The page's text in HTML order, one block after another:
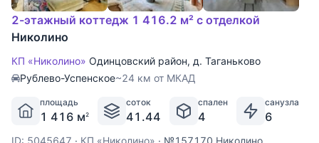
2-этажный коттедж 1 416.2 м² с отделкой
Николино
КП «Николино» Одинцовский район, д. Таганьково
Рублево-Успенское~24 км от МКАД
площадь
1 416 м2
соток
41.44
спален
4
санузла
6